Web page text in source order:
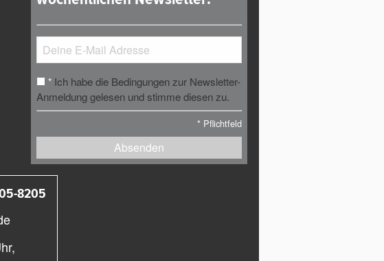
* Ich habe die Bedingungen zur Newsletter-
Anmeldung gelesen und stimme diesen zu.
* Pflichtfeld
Absenden
8205